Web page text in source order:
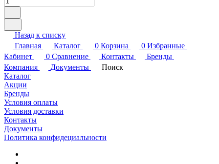
Назад к списку
Главная
Каталог 0 Корзина 0 Избранные
Кабинет
0 Сравнение Контакты
Бренды
Компания
Документы
Поиск
Каталог
Акции
Бренды
Условия оплаты
Условия доставки
Контакты
Документы
Политика конфидециальности